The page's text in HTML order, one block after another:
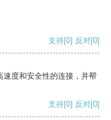
支持[0] 反对[0]
度和安全性的连接，并帮
支持[0] 反对[0]